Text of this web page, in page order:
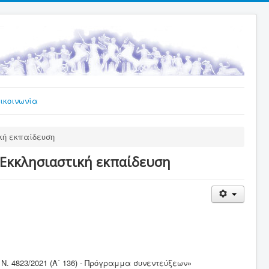
εκπαίδευση
εκπαίδευση
4823/2021 (Α΄ 136) - Πρόγραμμα συνεντεύξεων»